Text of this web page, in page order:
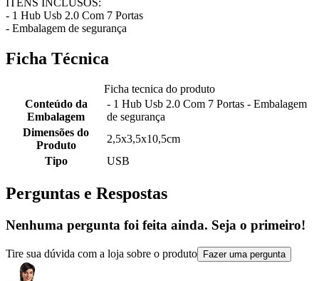
ITENS INCLUSOS:
- 1 Hub Usb 2.0 Com 7 Portas
- Embalagem de segurança
Ficha Técnica
Ficha tecnica do produto
Conteúdo da
Embalagem
- 1 Hub Usb 2.0 Com 7 Portas - Embalagem
de segurança
Dimensões do
Produto
2,5x3,5x10,5cm
Tipo
USB
Perguntas e Respostas
Nenhuma pergunta foi feita ainda. Seja o primeiro!
Tire sua dúvida com a loja sobre o produto Fazer uma pergunta